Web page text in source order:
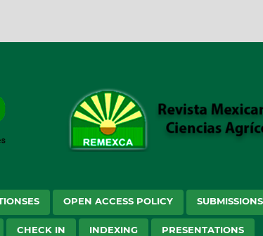
OPEN ACCESS POLICY SUBMISSIONS
CHECK IN INDEXING PRESENTATIONS